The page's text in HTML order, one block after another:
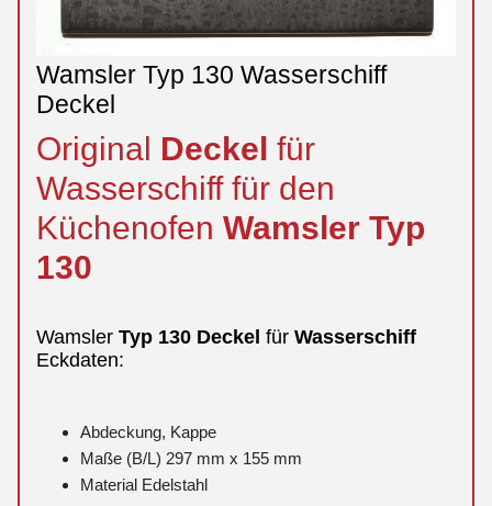
Wamsler Typ 130 Wasserschiff
Deckel
Original Deckel für
Wasserschiff für den
Küchenofen Wamsler Typ
130
Wamsler Typ 130 Deckel für Wasserschiff
Eckdaten:
Abdeckung, Kappe
Maße (B/L) 297 mm x 155 mm
Material Edelstahl